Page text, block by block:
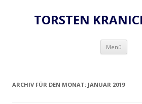
TORSTEN
Menü Zum
ARCHIV FÜR DEN MONAT: JANUAR 2019